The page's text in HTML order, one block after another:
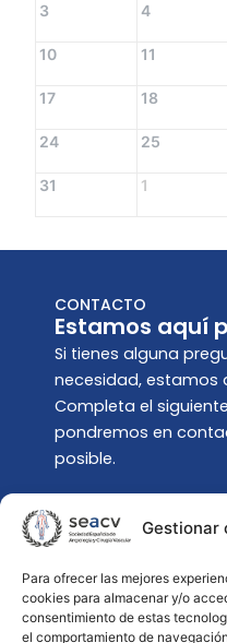
Gestionar
Para ofrecer las mejores
cookies para almacenar y/o
consentimiento de estas
el comportamiento de
3 4
10 11
17 18
24 25
31 1
CONTACTO
Estamos aquí
Si tienes alguna
necesidad, estamos
Completa el
pondremos en
posible.
*
Nombre
Apellidos